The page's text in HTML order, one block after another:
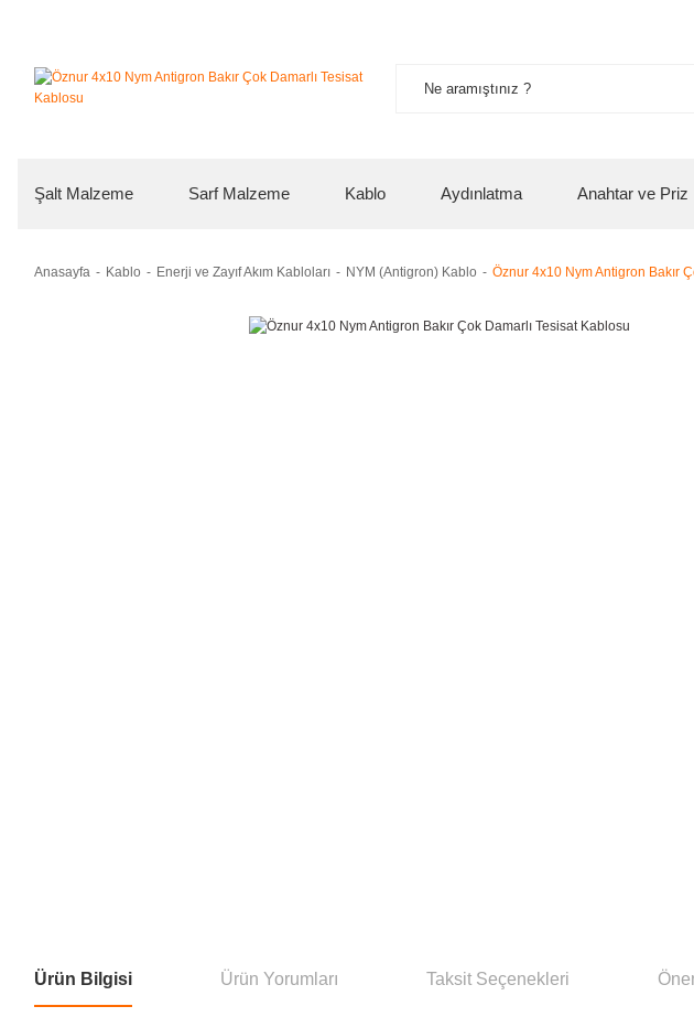
Şalt Malzeme Sarf Malzeme Kablo Aydınlatma Anahtar ve Priz
Anasayfa Kablo Enerji ve Zayıf Akım Kabloları NYM (Antigron) Kablo Öznur 4x10 Nym Antigron Bakır
Ürün Bilgisi Ürün Yorumları Taksit Seçenekleri